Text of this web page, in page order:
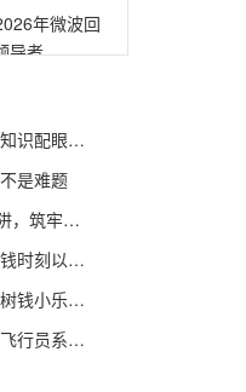
年微波回
导者
会ICML 202
能基础研究
控真实机器
解锁个人寄
会被坑！
是难题
“防火墙”
报每一份信任
功触手可及
的百年对话